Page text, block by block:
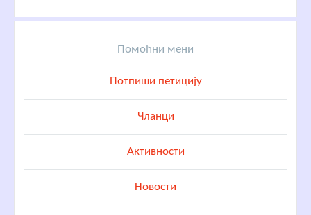
Помоћни мени
Потпиши петицију
Чланци
Активности
Новости